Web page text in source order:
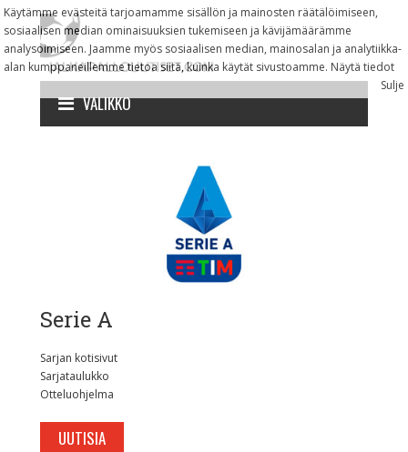
Käytämme evästeitä tarjoamamme sisällön ja mainosten räätälöimiseen,
sosiaalisen median ominaisuuksien tukemiseen ja kävijämäärämme
analysoimiseen. Jaamme myös sosiaalisen median, mainosalan ja analytiikka-
alan kumppaneillemme tietoa siitä, kuinka käytät sivustoamme. Näytä tiedot
Sulje
VALIKKO
Serie A
Sarjan kotisivut
Sarjataulukko
Otteluohjelma
UUTISIA